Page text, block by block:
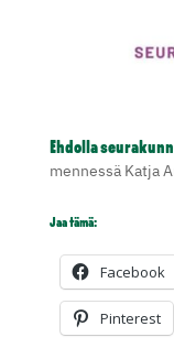
Ehdolla
mennessä Katja
Jaa tämä:
Facebook
Pinterest